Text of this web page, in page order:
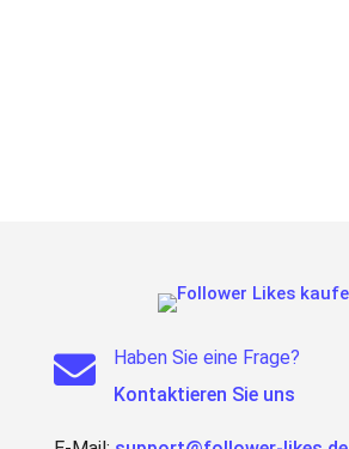

Haben Sie eine Frage?
Kontaktieren Sie uns